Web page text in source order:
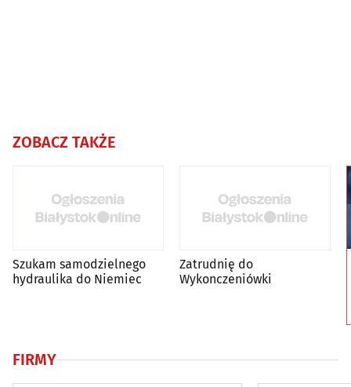
ZOBACZ TAKŻE
Szukam samodzielnego
hydraulika do Niemiec
Zatrudnię do
Wykonczeniówki
FIRMY